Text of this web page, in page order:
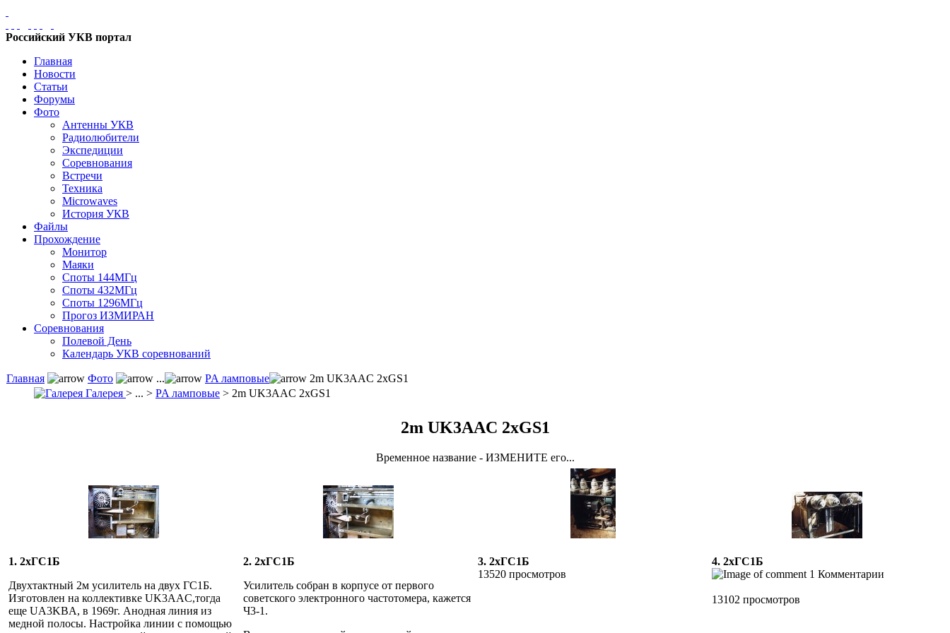
Российский УКВ портал
Главная
Новости
Статьи
Форумы
Фото
Антенны УКВ
Радиолюбители
Экспедиции
Соревнования
Встречи
Техника
Microwaves
История УКВ
Файлы
Прохождение
Монитор
Маяки
Споты 144МГц
Споты 432МГц
Споты 1296МГц
Прогоз ИЗМИРАН
Соревнования
Полевой День
Календарь УКВ соревнований
Главная Фото ... PA ламповые
2m UK3AAC 2xGS1
Галерея > ... > PA ламповые > 2m UK3AAC 2xGS1
2m UK3AAC 2xGS1
Временное название - ИЗМЕНИТЕ его...
1. 2хГС1Б
Двухтактный 2м усилитель на двух ГС1Б.
Изготовлен на коллективке UK3AAC,тогда
еще UA3KBA, в 1969г. Анодная линия из
медной полосы. Настройка линии с помощью
2. 2хГС1Б
Усилитель собран в корпусе от первого
советского электронного частотомера, кажется
Ч3-1.
3. 2хГС1Б
13520 просмотров
4. 2хГС1Б
1 Комментарии
13102 просмотров